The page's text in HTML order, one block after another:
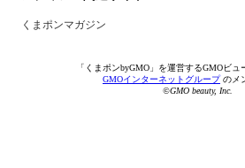
くまポンマガジン
「くまポンbyGMO」を運営するGMOビ
GMOインターネットグループのメ
©GMO beauty, Inc.